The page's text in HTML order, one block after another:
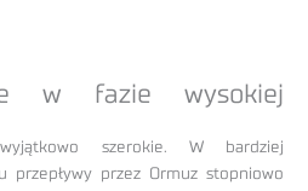
w fazie wysokiej
szerokie. W bardziej
przepływy przez Ormuz stopniowo